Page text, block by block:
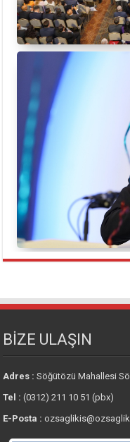
BİZE ULAŞIN
Adres :Söğütözü Mahallesi
Tel : (0312) 211 10 51 (pbx)
E-Posta :